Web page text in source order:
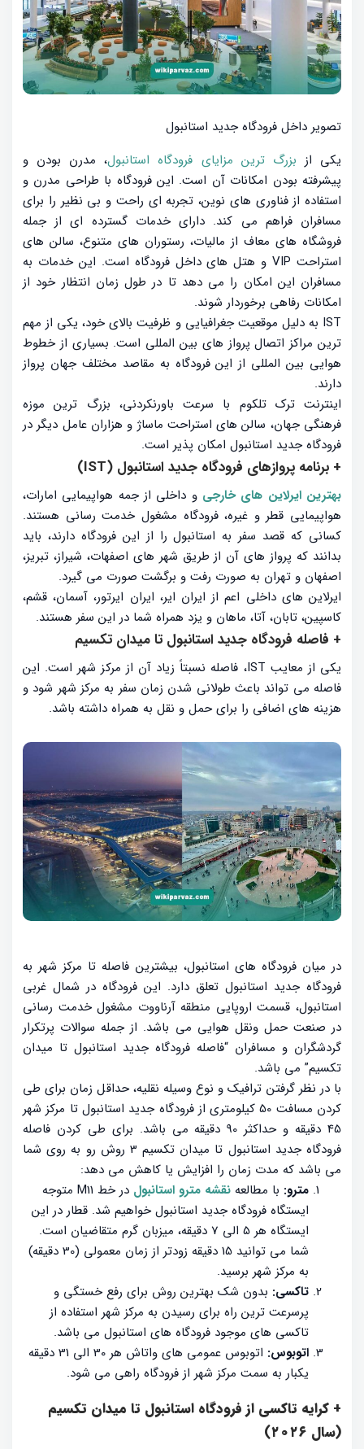
تصویر داخل فرودگاه جدید استانبول
یکی از بزرگ ترین مزایای فرودگاه استانبول، مدرن بودن و
پیشرفته بودن امکانات آن است. این فرودگاه با طراحی مدرن و
استفاده از فناوری های نوین، تجربه ای راحت و بی نظیر را برای
مسافران فراهم می کند. دارای خدمات گسترده ای از جمله
فروشگاه های معاف از مالیات، رستوران های متنوع، سالن های
استراحت VIP و هتل های داخل فرودگاه است. این خدمات به
مسافران این امکان را می دهد تا در طول زمان انتظار خود از
امکانات رفاهی برخوردار شوند.
IST به دلیل موقعیت جغرافیایی و ظرفیت بالای خود، یکی از مهم
ترین مراکز اتصال پرواز های بین المللی است. بسیاری از خطوط
هوایی بین المللی از این فرودگاه به مقاصد مختلف جهان پرواز
دارند.
اینترنت ترک تلکوم با سرعت باورنکردنی، بزرگ ترین موزه
فرهنگی جهان، سالن های استراحت ماساژ و هزاران عامل دیگر در
فرودگاه جدید استانبول امکان پذیر است.
+ برنامه پروازهای فرودگاه جدید استانبول (IST)
بهترین ایرلاین های خارجی و داخلی از جمه هواپیمایی امارات،
هواپیمایی قطر و غیره، فرودگاه مشغول خدمت رسانی هستند.
کسانی که قصد سفر به استانبول را از این فرودگاه دارند، باید
بدانند که پرواز های آن از طریق شهر های اصفهات، شیراز، تبریز،
اصفهان و تهران به صورت رفت و برگشت صورت می گیرد.
ایرلاین های داخلی اعم از ایران ایر، ایران ایرتور، آسمان، قشم،
کاسپین، تابان، آتا، ماهان و یزد همراه شما در این سفر هستند.
+ فاصله فرودگاه جدید استانبول تا میدان تکسیم
یکی از معایب IST، فاصله نسبتاً زیاد آن از مرکز شهر است. این
فاصله می تواند باعث طولانی شدن زمان سفر به مرکز شهر شود و
هزینه های اضافی را برای حمل و نقل به همراه داشته باشد.
در میان فرودگاه های استانبول، بیشترین فاصله تا مرکز شهر به
فرودگاه جدید استانبول تعلق دارد. این فرودگاه در شمال غربی
استانبول، قسمت اروپایی منطقه آرناووت مشغول خدمت رسانی
در صنعت حمل ونقل هوایی می باشد. از جمله سوالات پرتکرار
گردشگران و مسافران “فاصله فرودگاه جدید استانبول تا میدان
تکسیم” می باشد.
با در نظر گرفتن ترافیک و نوع وسیله نقلیه، حداقل زمان برای طی
کردن مسافت 50 کیلومتری از فرودگاه جدید استانبول تا مرکز شهر
45 دقیقه و حداکثر 90 دقیقه می باشد. برای طی کردن فاصله
فرودگاه جدید استانبول تا میدان تکسیم 3 روش رو به روی شما
می باشد که مدت زمان را افزایش یا کاهش می دهد:
مترو: با مطالعه نقشه مترو استانبول
در خط M11 متوجه
ایستگاه فرودگاه جدید استانبول خواهیم شد. قطار در این
ایستگاه هر 5 الی 7 دقیقه، میزبان گرم متقاضیان است.
شما می توانید 15 دقیقه زودتر از زمان معمولی (30 دقیقه)
به مرکز شهر برسید.
تاکسی: بدون شک بهترین روش برای رفع خستگی و
پرسرعت ترین راه برای رسیدن به مرکز شهر استفاده از
تاکسی های موجود فرودگاه های استانبول می باشد.
اتوبوس:
اتوبوس عمومی های واتاش هر 30 الی 31 دقیقه
یکبار به سمت مرکز شهر از فرودگاه راهی می شود.
+ کرایه تاکسی از فرودگاه استانبول تا میدان تکسیم
(سال ۲۰۲۶)